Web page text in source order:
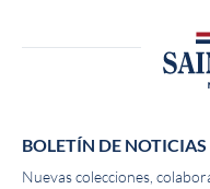
BOLETÍN DE NOTICIAS
Nuevas colecciones,